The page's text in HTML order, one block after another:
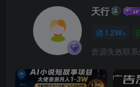
天行
1.2W+
资源失效联